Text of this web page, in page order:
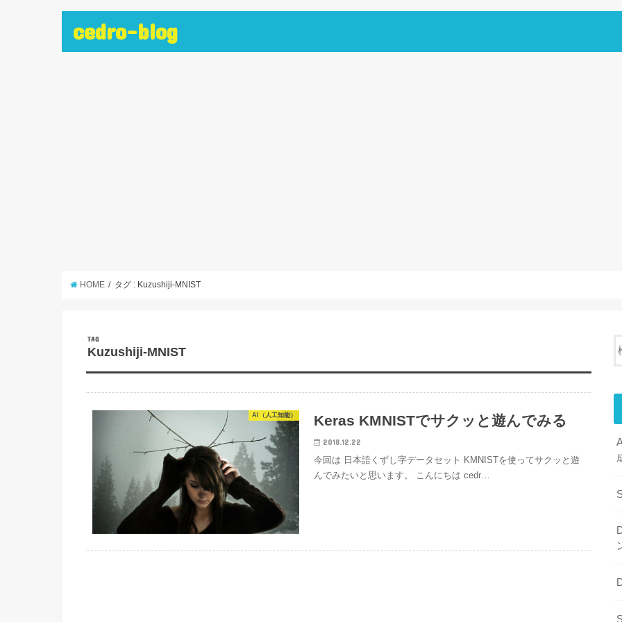
cedro-blog
HOME タグ : Kuzushiji-MNIST
TAG
Kuzushiji-MNIST
AI（人工知能） Keras KMNISTでサクッと遊んでみる
2018.12.22
今回は 日本語くずし字データセット KMNISTを使ってサクッと遊
んでみたいと思います。 こんにちは cedr…